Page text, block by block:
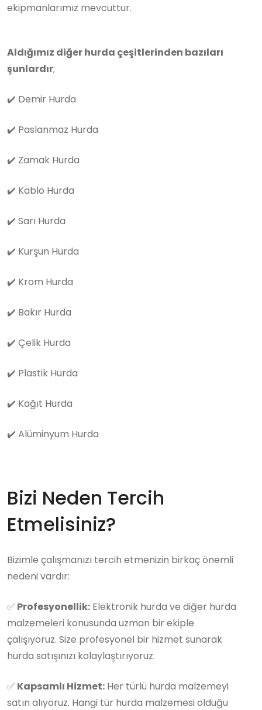
ekipmanlarımız mevcuttur.
Aldığımız diğer hurda çeşitlerinden bazıları
şunlardır;
✔️ Demir Hurda
✔️ Paslanmaz Hurda
✔️ Zamak Hurda
✔️ Kablo Hurda
✔️ Sarı Hurda
✔️ Kurşun Hurda
✔️ Krom Hurda
✔️ Bakır Hurda
✔️ Çelik Hurda
✔️ Plastik Hurda
✔️ Kağıt Hurda
✔️ Alüminyum Hurda
Bizi Neden Tercih
Etmelisiniz?
Bizimle çalışmanızı tercih etmenizin birkaç önemli
nedeni vardır:
✅ Profesyonellik: Elektronik hurda ve diğer hurda
malzemeleri konusunda uzman bir ekiple
çalışıyoruz. Size profesyonel bir hizmet sunarak
hurda satışınızı kolaylaştırıyoruz.
✅ Kapsamlı Hizmet: Her türlü hurda malzemeyi
satın alıyoruz. Hangi tür hurda malzemesi olduğu